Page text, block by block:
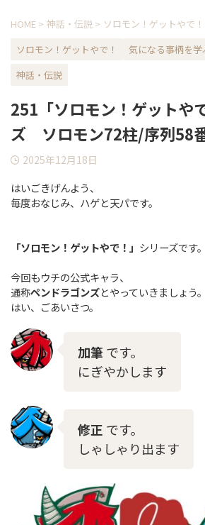
HOME > 神話・伝説 > ソロモン！ゲットやで！
ソロモン！ゲットやで！
気になる事柄を学
神話・伝説
251「ソロモン！ゲットや
ズ ソロモン72柱/序列58
2025年12月18日
はいごきげんよう、
毎度おなじみ、ハゲと天パです。
「ソロモン！ゲットやで！」 シリーズです。
今回もウチの公式キャラ、
通称ペンドラゴンズとやっていきましょう。
はい、ごあいさつ。
加筆 です。
にぎやかします
修正 です。
しゃしゃり出ます